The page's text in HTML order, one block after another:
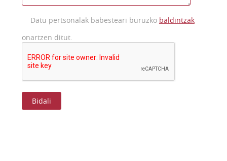
Datu pertsonalak babesteari buruzko baldintzak
onartzen ditut.